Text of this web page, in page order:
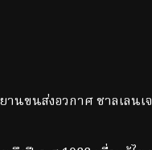
ขนส่งอวกาศ ชาลเลนเ